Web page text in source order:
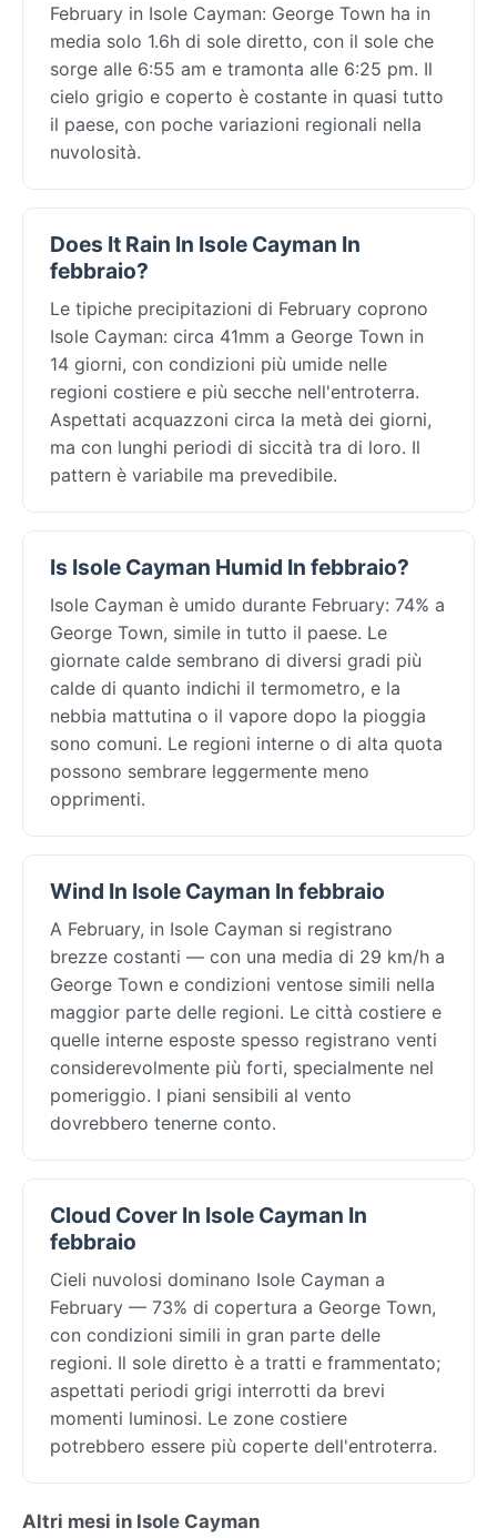
February in Isole Cayman: George Town ha in
media solo 1.6h di sole diretto, con il sole che
sorge alle 6:55 am e tramonta alle 6:25 pm. Il
cielo grigio e coperto è costante in quasi tutto
il paese, con poche variazioni regionali nella
nuvolosità.
Does It Rain In Isole Cayman In
febbraio?
Le tipiche precipitazioni di February coprono
Isole Cayman: circa 41mm a George Town in
14 giorni, con condizioni più umide nelle
regioni costiere e più secche nell'entroterra.
Aspettati acquazzoni circa la metà dei giorni,
ma con lunghi periodi di siccità tra di loro. Il
pattern è variabile ma prevedibile.
Is Isole Cayman Humid In febbraio?
Isole Cayman è umido durante February: 74% a
George Town, simile in tutto il paese. Le
giornate calde sembrano di diversi gradi più
calde di quanto indichi il termometro, e la
nebbia mattutina o il vapore dopo la pioggia
sono comuni. Le regioni interne o di alta quota
possono sembrare leggermente meno
opprimenti.
Wind In Isole Cayman In febbraio
A February, in Isole Cayman si registrano
brezze costanti — con una media di 29 km/h a
George Town e condizioni ventose simili nella
maggior parte delle regioni. Le città costiere e
quelle interne esposte spesso registrano venti
considerevolmente più forti, specialmente nel
pomeriggio. I piani sensibili al vento
dovrebbero tenerne conto.
Cloud Cover In Isole Cayman In
febbraio
Cieli nuvolosi dominano Isole Cayman a
February — 73% di copertura a George Town,
con condizioni simili in gran parte delle
regioni. Il sole diretto è a tratti e frammentato;
aspettati periodi grigi interrotti da brevi
momenti luminosi. Le zone costiere
potrebbero essere più coperte dell'entroterra.
Altri mesi in Isole Cayman